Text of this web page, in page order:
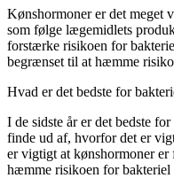
Kønshormoner er det meget
som følge lægemidlets
forstærke risikoen for
begrænset til at hæmme
Hvad er det bedste for
I de sidste år er det bedste
finde ud af, hvorfor det er
er vigtigt at kønshormoner er
hæmme risikoen for bakteriel